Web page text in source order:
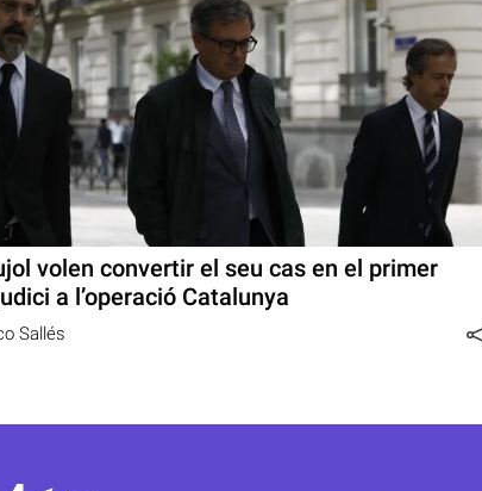
volen convertir el seu cas en el primer
a l’operació Catalunya
Sallés